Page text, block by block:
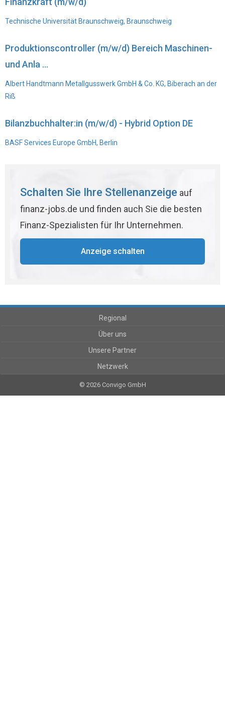
Technische Universität Braunschweig, Braunschweig
Produktionscontroller (m/w/d) Bereich Maschinen-
und Anla ...
Albert Handtmann Metallgusswerk GmbH & Co. KG, Biberach an der
Riß
Bilanzbuchhalter:in (m/w/d) - Hybrid Option DE
BASF Services Europe GmbH, Berlin
Schalten Sie Ihre Stellenanzeige auf
finanz-jobs.de und finden auch Sie die besten
Finanz-Spezialisten für Ihr Unternehmen.
Anzeige schalten
Regional
Über uns
Unsere Partner
Netzwerk
© 2026 Convigo GmbH